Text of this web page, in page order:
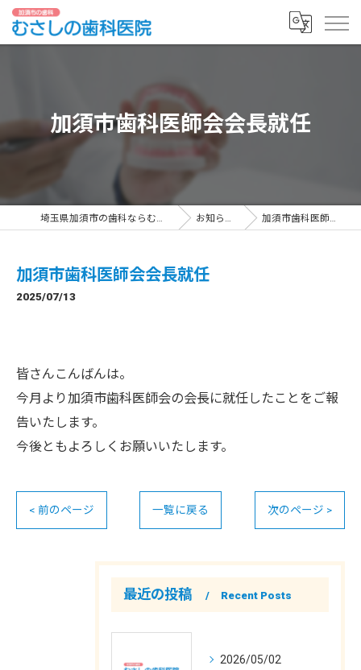
加須市歯科医師会会長就任
埼玉県加須市の歯科ならむさしの歯科医院 お知らせ一覧 加須市歯科医師会会長就任
加須市歯科医師会会長就任
2025/07/13
皆さんこんばんは。
今月より加須市歯科医師会の会長に就任したことをご報
告いたします。
今後ともよろしくお願いいたします。
< 前のページ 一覧に戻る 次のページ >
最近の投稿 Recent Posts
2026/05/02